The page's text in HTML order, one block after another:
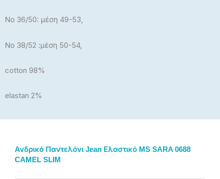
Νο 36/50: μέση 49-53,
Νο 38/52 :μέση 50-54,
cotton 98%
elastan 2%
Ανδρικό Παντελόνι Jean Ελαστικό MS SARA 0688
CAMEL SLIM